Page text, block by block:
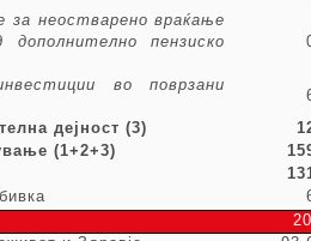
за неостварено враќање
пензиско
во поврзани
дејност (3)
(1+2+3)